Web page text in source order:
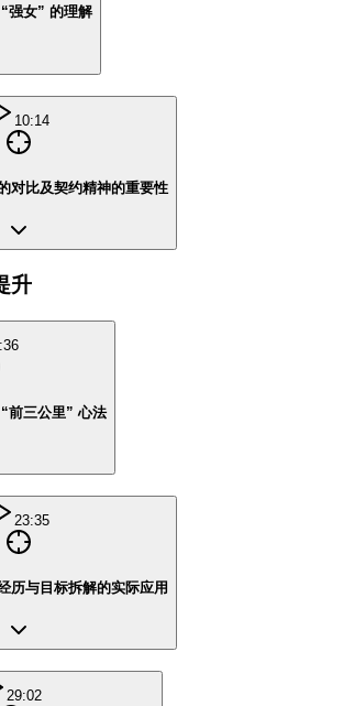
强女” 的理解
10:14
对比及契约精神的重要性
升
前三公里” 心法
23:35
历与目标拆解的实际应用
29:02